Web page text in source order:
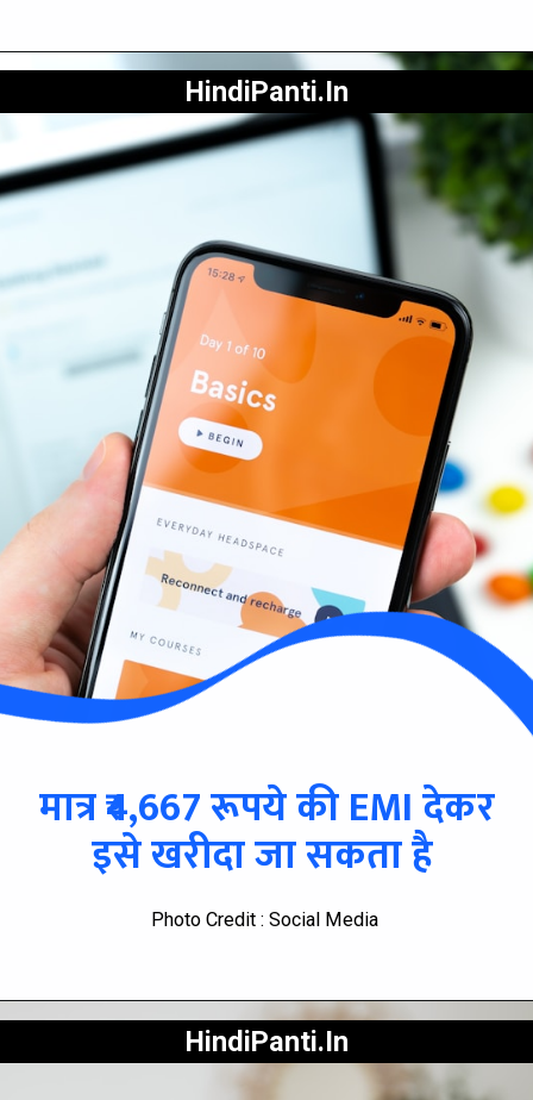
मात्र ₹4,667 रूपये की EMI देकर
इसे खरीदा जा सकता है
HindiPanti.In
Photo Credit : Social Media
HindiPanti.In